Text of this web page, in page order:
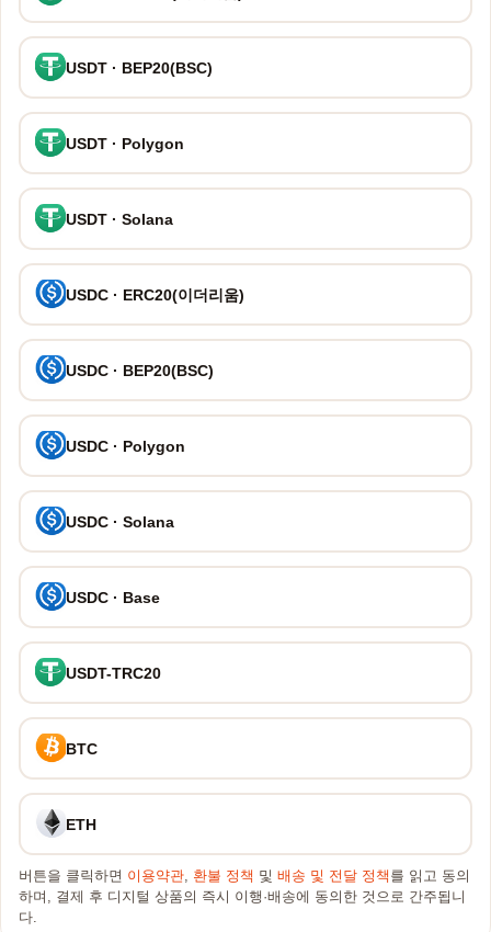
USDT · BEP20(BSC)
USDT · Polygon
USDT · Solana
USDC · ERC20(이더리움)
USDC · BEP20(BSC)
USDC · Polygon
USDC · Solana
USDC · Base
USDT-TRC20
BTC
ETH
버튼을 클릭하면 이용약관, 환불 정책 및 배송 및 전달 정책 를 읽고 동의
하며, 결제 후 디지털 상품의 즉시 이행·배송에 동의한 것으로 간주됩니
다.